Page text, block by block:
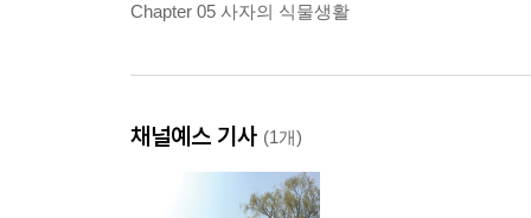
Chapter 05 사자의 식물생활
채널예스 기사 (1개)